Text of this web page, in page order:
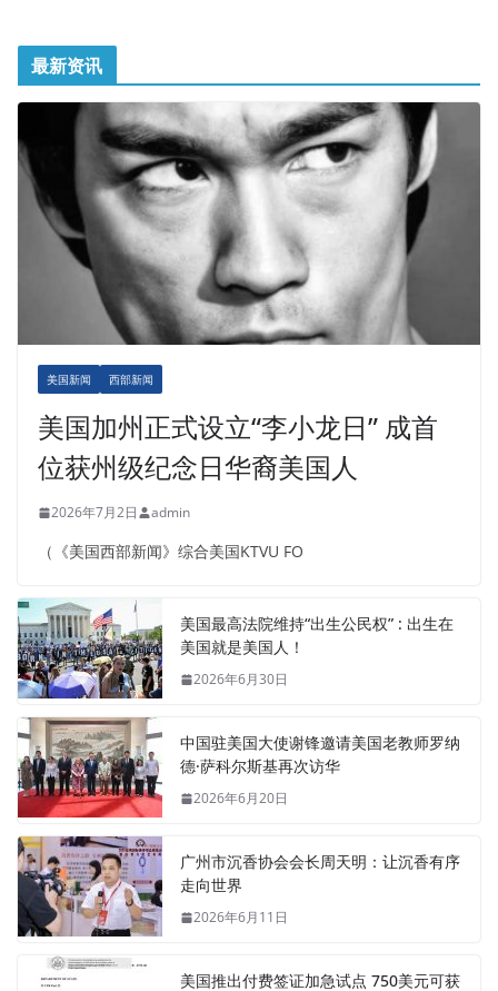
最新资讯
美国新闻 西部新闻
美国加州正式设立“李小龙日” 成首
位获州级纪念日华裔美国人
2026年7月2日 admin
（《美国西部新闻》综合美国KTVU FO
美国最高法院维持“出生公民权” : 出生在
美国就是美国人！
2026年6月30日
中国驻美国大使谢锋邀请美国老教师罗纳
德·萨科尔斯基再次访华
2026年6月20日
广州市沉香协会会长周天明：让沉香有序
走向世界
2026年6月11日
美国推出付费签证加急试点 750美元可获